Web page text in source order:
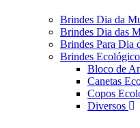
Brindes Dia da
Brindes Dia das
Brindes Para Dia
Brindes
Bloco de
Canetas
Copos
Diversos